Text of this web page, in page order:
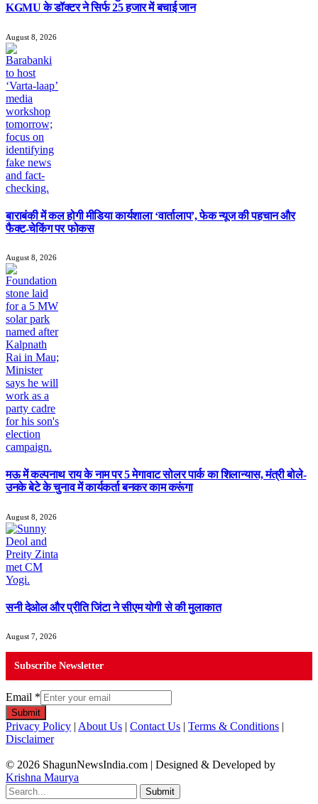
KGMU के डॉक्टर ने सिर्फ 25 हजार में बचाई जान
August 8, 2026
बाराबंकी में कल होगी मीडिया कार्यशाला ‘वार्तालाप’, फेक न्यूज की पहचान और
फैक्ट-चेकिंग पर फोकस
August 8, 2026
मऊ में कल्पनाथ राय के नाम पर 5 मेगावाट सोलर पार्क का शिलान्यास, मंत्री बोले-
उनके बेटे के चुनाव में कार्यकर्ता बनकर काम करूंगा
August 8, 2026
सनी देओल और प्रीति जिंटा ने सीएम योगी से की मुलाकात
August 7, 2026
Subscribe Newsletter
Email *
Submit
Privacy Policy | About Us | Contact Us | Terms & Conditions |
Disclaimer
© 2026 ShagunNewsIndia.com | Designed & Developed by
Krishna Maurya
Submit